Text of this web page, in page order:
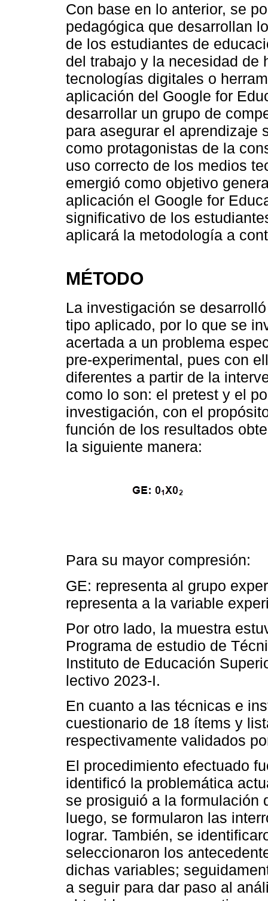
Con base en lo anterior, se
pedagógica que desarrollan
de los estudiantes de
del trabajo y la necesidad de
tecnologías digitales o
aplicación del Google for
desarrollar un grupo de
para asegurar el aprendizaje
como protagonistas de la
uso correcto de los medios
emergió como objetivo
aplicación el Google for
significativo de los
aplicará la metodología a
MÉTODO
La investigación se
tipo aplicado, por lo que se
acertada a un problema
pre-experimental, pues con
diferentes a partir de la
como lo son: el pretest y el
investigación, con el
función de los resultados
la siguiente manera:
Para su mayor compresión:
GE: representa al grupo
representa a la variable
Por otro lado, la muestra
Programa de estudio de
Instituto de Educación
lectivo 2023-I.
En cuanto a las técnicas e
cuestionario de 18 ítems y
respectivamente validados
El procedimiento efectuado
identificó la problemática
se prosiguió a la formulación
luego, se formularon las
lograr. También, se
seleccionaron los
dichas variables;
a seguir para dar paso al